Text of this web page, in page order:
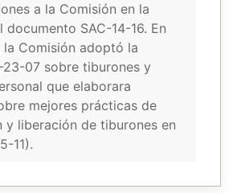
a la Comisión en la
documento SAC-14-16. En
la Comisión adoptó la
23-07 sobre tiburones y
que elaborara
mejores prácticas de
y liberación de tiburones en
11).